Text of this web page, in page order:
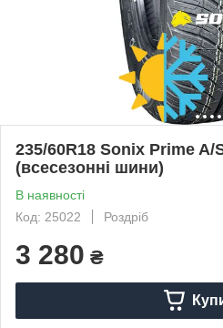
235/60R18 Sonix Prime A/
(всесезонні шини)
В наявності
Код: 25022
Роздріб
3 280 ₴